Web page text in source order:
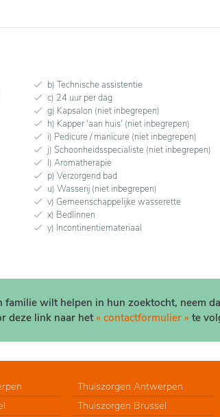
b) Technische assistentie
c) 24 uur per dag
g) Kapsalon (niet inbegrepen)
h) Kapper 'aan huis' (niet inbegrepen)
i) Pedicure / manicure (niet inbegrepen)
j) Schoonheidsspecialiste (niet inbegrepen)
l) Aromatherapie
p) Verzorgend bad
u) Wasserij (niet inbegrepen)
v) Gemeenschappelijke wasserette
x) Bedlinnen
y) Incontinentiemateriaal
wilt helpen in hun zoektocht, neem
deze link naar het « contactformulier » te
Thuiszorgen Antwerpen
Thuiszorgen Brussel